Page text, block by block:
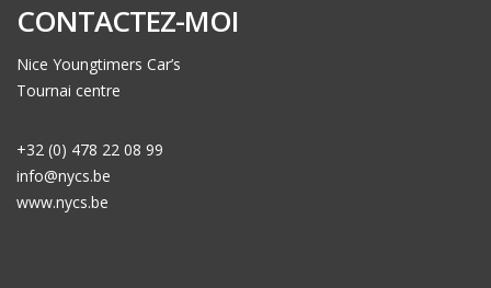
CONTACTEZ-MOI
Nice Youngtimers Car’s
Tournai centre
+32 (0) 478 22 08 99
info@nycs.be
www.nycs.be